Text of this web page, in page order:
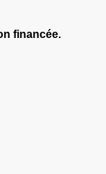
financée.